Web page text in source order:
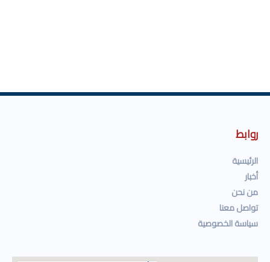
روابط
الرئيسية
أخبار
من نحن
تواصل معنا
سياسة الخصوصية